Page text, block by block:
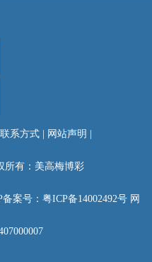
联系方式 网站声明
所有：美高梅博彩
备案号：粤ICP备14002492号 网